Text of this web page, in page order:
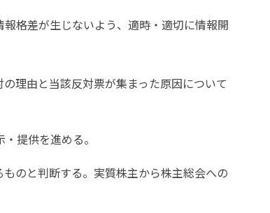
格差が生じないよう、適時・適切に情報開
理由と当該反対票が集まった原因について
提供を進める。
のと判断する。実質株主から株主総会への